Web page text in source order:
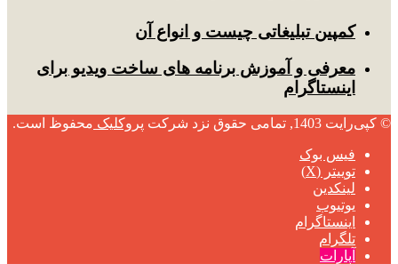
کمپین تبلیغاتی چیست و انواع آن
معرفی و آموزش برنامه های ساخت ویدیو برای
اینستاگرام
© کپی‌رایت 1403, تمامی حقوق نزد شرکت پروکلیک محفوظ است.
فیس بوک
توییتر (X)
لینکدین
یوتیوب
اینستاگرام
تلگرام
آپارات